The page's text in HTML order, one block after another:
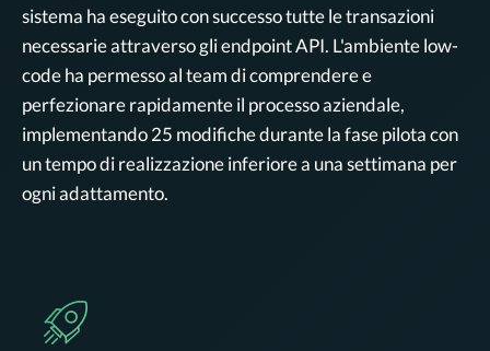
sistema ha eseguito con successo tutte le transazioni
necessarie attraverso gli endpoint API. L'ambiente low-
code ha permesso al team di comprendere e
perfezionare rapidamente il processo aziendale,
implementando 25 modifiche durante la fase pilota con
un tempo di realizzazione inferiore a una settimana per
ogni adattamento.